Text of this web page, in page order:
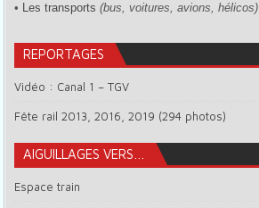
• Les transports (bus, voitures, avions, hélicos)
REPORTAGES
Vidéo : Canal 1 – TGV
Fête rail 2013, 2016, 2019 (294 photos)
AIGUILLAGES VERS…
Espace train